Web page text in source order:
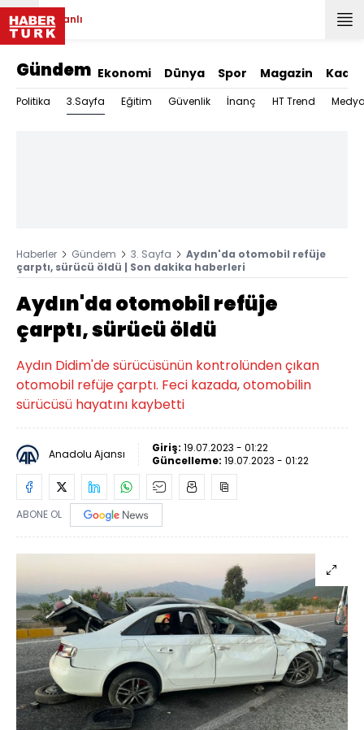
Canlı
Gündem Ekonomi Dünya Spor Magazin Kadın
Politika 3.Sayfa Eğitim Güvenlik İnanç HT Trend
Haberler Gündem 3. Sayfa
Aydın'da otomobil refüje
çarptı, sürücü öldü | Son dakika haberleri
Aydın'da otomobil refüje
çarptı, sürücü öldü
Aydın Didim'de sürücüsünün kontrolünden çıkan
otomobil refüje çarptı. Feci kazada, otomobilin
sürücüsü hayatını kaybetti
Anadolu Ajansı Giriş: 19.07.2023 - 01:22
Güncelleme: 19.07.2023 - 01:22
ABONE OL